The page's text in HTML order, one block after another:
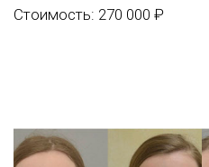
Стоимость: 270 000 ₽